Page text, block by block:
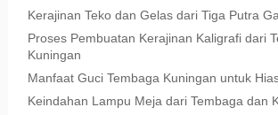
Kerajinan Teko dan Gelas dari Tiga Putra
Proses Pembuatan Kerajinan Kaligrafi dari
Kuningan
Manfaat Guci Tembaga Kuningan untuk
Keindahan Lampu Meja dari Tembaga dan